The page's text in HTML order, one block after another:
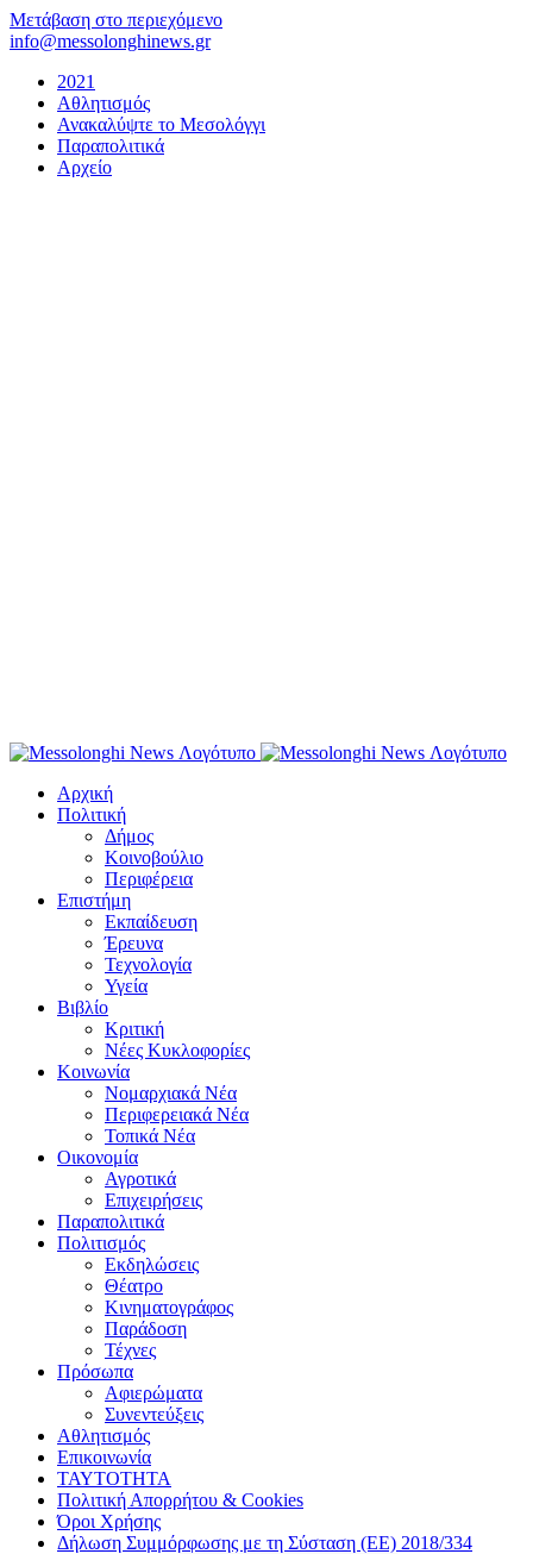
Μετάβαση στο περιεχόμενο
info@messolonghinews.gr
2021
Αθλητισμός
Ανακαλύψτε το Μεσολόγγι
Παραπολιτικά
Αρχείο
Αρχική
Πολιτική
Δήμος
Κοινοβούλιο
Περιφέρεια
Επιστήμη
Εκπαίδευση
Έρευνα
Τεχνολογία
Υγεία
Βιβλίο
Κριτική
Νέες Κυκλοφορίες
Κοινωνία
Νομαρχιακά Νέα
Περιφερειακά Νέα
Τοπικά Νέα
Οικονομία
Αγροτικά
Επιχειρήσεις
Παραπολιτικά
Πολιτισμός
Εκδηλώσεις
Θέατρο
Κινηματογράφος
Παράδοση
Τέχνες
Πρόσωπα
Αφιερώματα
Συνεντεύξεις
Αθλητισμός
Επικοινωνία
ΤΑΥΤΟΤΗΤΑ
Πολιτική Απορρήτου & Cookies
Όροι Χρήσης
Δήλωση Συμμόρφωσης με τη Σύσταση (ΕΕ) 2018/334